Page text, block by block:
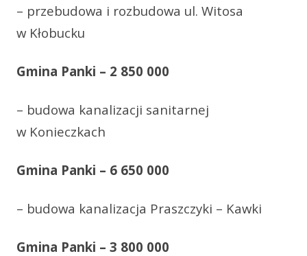
– przebudowa i rozbudowa ul. Witosa
w Kłobucku
Gmina Panki – 2 850 000
– budowa kanalizacji sanitarnej
w Konieczkach
Gmina Panki – 6 650 000
– budowa kanalizacja Praszczyki – Kawki
Gmina Panki – 3 800 000